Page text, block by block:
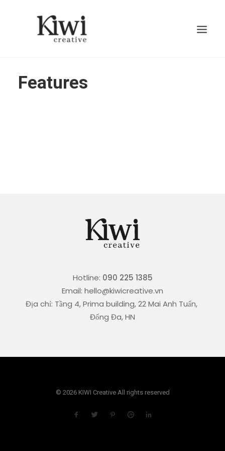
Features
Hotline: 090 225 1385
Email: hello@kiwicreative.vn
Địa chỉ: Tầng 4, Prima building, 22 Mai Anh Tuấn,
Đống Đa, HN
© 2026 KIWI Creative All rights reserved